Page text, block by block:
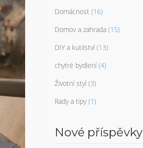
Domácnost (16)
Domov a zahrada (15)
DIY a kutilství (13)
chytré bydlení (4)
Životní styl (3)
Rady a tipy (1)
Nové příspěvky